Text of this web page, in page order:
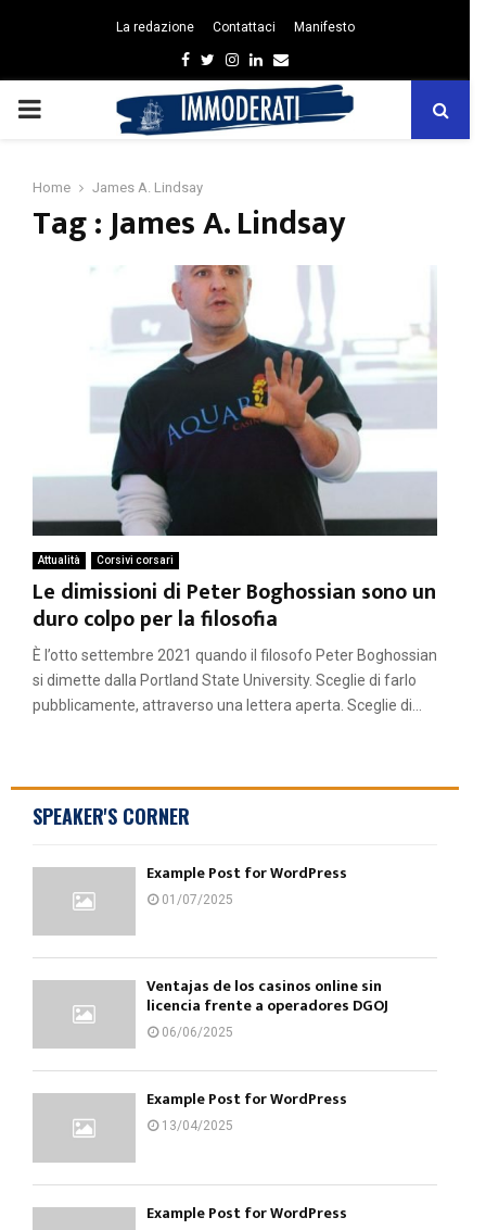
La redazione Contattaci Manifesto
Facebook
Twitter
Instagram
Linkedin
Email
PRIMARY
Home James A. Lindsay
Tag : James A. Lindsay
Attualità Corsivi corsari
Le dimissioni di Peter Boghossian sono un
duro colpo per la filosofia
È l’otto settembre 2021 quando il filosofo Peter Boghossian
si dimette dalla Portland State University. Sceglie di farlo
pubblicamente, attraverso una lettera aperta. Sceglie di...
SPEAKER'S CORNER
Example Post for WordPress
01/07/2025
Ventajas de los casinos online sin
licencia frente a operadores DGOJ
06/06/2025
Example Post for WordPress
13/04/2025
Example Post for WordPress